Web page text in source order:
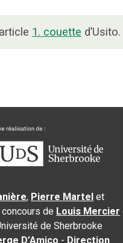
1. couette d’Usito.
, Pierre Martel et
concours de Louis Mercier
de Sherbrooke
D’Amico - Direction